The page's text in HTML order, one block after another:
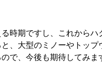
時期ですし、これからハ
と、大型のミノーやトップ
で、今後も期待してみま